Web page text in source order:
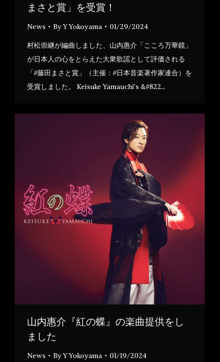
まさと賞」を受賞！
News ByY Yokoyama 01/29/2024
村松崇継が編曲しました、山内惠介「こころ万華鏡」
が日本人の心をとらえた大衆歌謡として評価される
「#藤田まさと賞」（主催：#日本音楽著作家連合）を
受賞しました。 Keisuke Yamauchi’s &#822…
山内惠介『紅の蝶』の楽曲提供をし
ました
News ByY Yokoyama 01/19/2024